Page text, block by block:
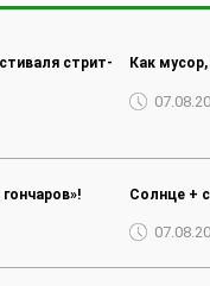
стрит-
Как
Солнце +